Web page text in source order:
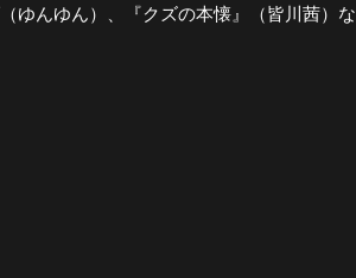
ゆんゆん）、『クズの本懐』（皆川茜）な